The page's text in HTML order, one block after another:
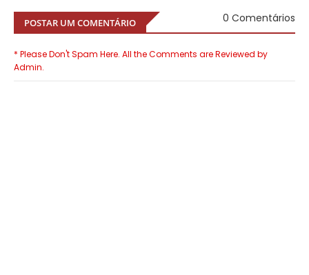
POSTAR UM COMENTÁRIO 0 Comentários
* Please Don't Spam Here. All the Comments are Reviewed by
Admin.